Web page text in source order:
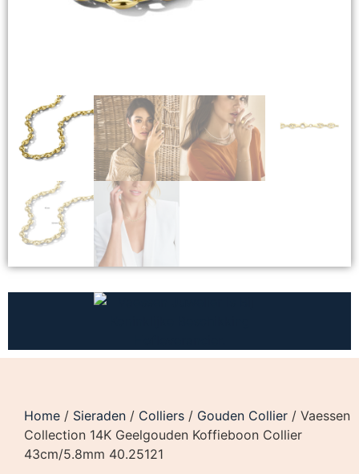
Home / Sieraden / Colliers / Gouden Collier / Vaessen
Collection 14K Geelgouden Koffieboon Collier
43cm/5.8mm 40.25121